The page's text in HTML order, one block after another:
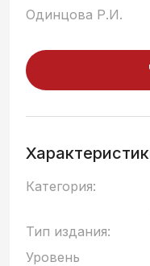
Одинцова Р.И.
Категория:
Тип издания:
Уровень